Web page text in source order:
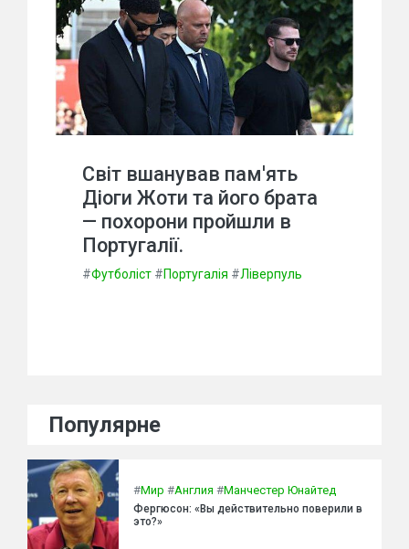
Світ вшанував пам'ять
Діоги Жоти та його брата
— похорони пройшли в
Португалії.
#Футболіст #Португалія #Ліверпуль
Популярне
#Мир #Англия #Манчестер Юнайтед
Фергюсон: «Вы действительно поверили в
это?»